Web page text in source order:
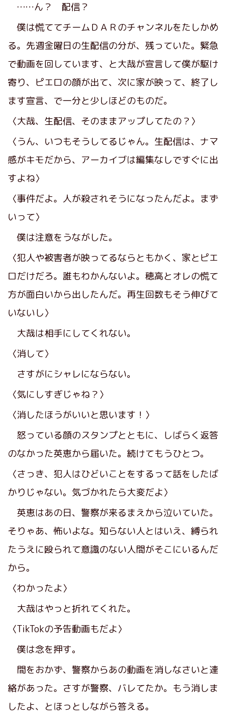
……ん？ 配信？
僕は慌ててチームＤＡＲのチャンネルをたしかめ
る。先週金曜日の生配信の分が、残っていた。緊急
で動画を回しています、と大哉が宣言して僕が駆け
寄り、ピエロの顔が出て、次に家が映って、終了し
ます宣言、で一分と少しほどのものだ。
〈大哉、生配信、そのままアップしてたの？〉
〈うん、いつもそうしてるじゃん。生配信は、ナマ
感がキモだから、アーカイブは編集なしですぐに出
すよね〉
〈事件だよ。人が殺されそうになったんだよ。まず
いって〉
僕は注意をうながした。
〈犯人や被害者が映ってるならともかく、家とピエ
ロだけだろ。誰もわかんないよ。穂高とオレの慌て
方が面白いから出したんだ。再生回数もそう伸びて
いないし〉
大哉は相手にしてくれない。
〈消して〉
さすがにシャレにならない。
〈気にしすぎじゃね？〉
〈消したほうがいいと思います！〉
怒っている顔のスタンプとともに、しばらく返答
のなかった英恵から届いた。続けてもうひとつ。
〈さっき、犯人はひどいことをするって話をしたば
かりじゃない。気づかれたら大変だよ〉
英恵はあの日、警察が来るまえから泣いていた。
そりゃあ、怖いよな。知らない人とはいえ、縛られ
たうえに殴られて意識のない人間がそこにいるんだ
から。
〈わかったよ〉
大哉はやっと折れてくれた。
〈TikTokの予告動画もだよ〉
僕は念を押す。
間をおかず、警察からあの動画を消しなさいと連
絡があった。さすが警察、バレてたか。もう消しま
したよ、とほっとしながら答える。